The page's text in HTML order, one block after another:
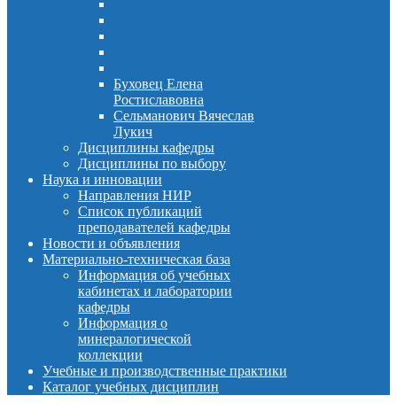
Буховец Елена
Ростиславовна
Сельманович Вячеслав
Лукич
Дисциплины кафедры
Дисциплины по выбору
Наука и инновации
Направления НИР
Список публикаций
преподавателей кафедры
Новости и объявления
Материально-техническая база
Информация об учебных
кабинетах и лаборатории
кафедры
Информация о
минералогической
коллекции
Учебные и производственные практики
Каталог учебных дисциплин